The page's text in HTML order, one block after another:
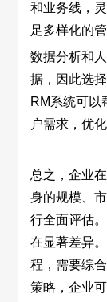
和业务线，
足多样化的管
数据分析和
据，因此选
RM系统可以
户需求，优
总之，企业
身的规模、
行全面评估
在显著差异
程，需要综
策略，企业